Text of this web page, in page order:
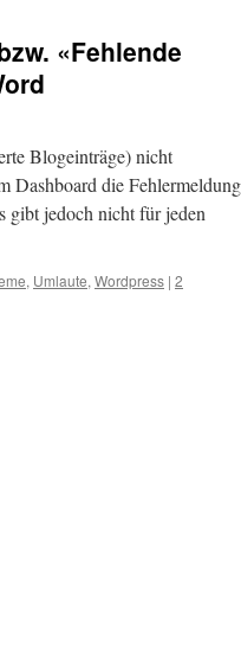
«Fehlende
Blogeinträge) nicht
Dashboard die Fehlermeldung
gibt jedoch nicht für jeden
, Umlaute, Wordpress | 2